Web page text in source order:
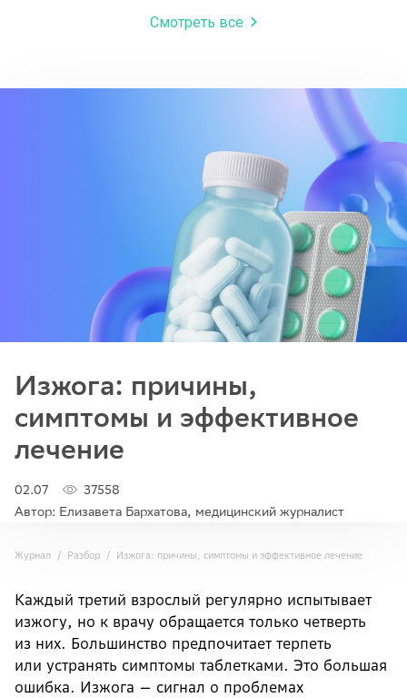
Смотреть все
Изжога: причины,
симптомы и эффективное
лечение
02.07
37558
Автор: Елизавета Бархатова, медицинский журналист
Журнал Разбор Изжога: причины, симптомы и эффективное лечение
Каждый третий взрослый регулярно испытывает
изжогу, но к врачу обращается только четверть
из них. Большинство предпочитает терпеть
или устранять симптомы таблетками. Это большая
ошибка. Изжога — сигнал о проблемах